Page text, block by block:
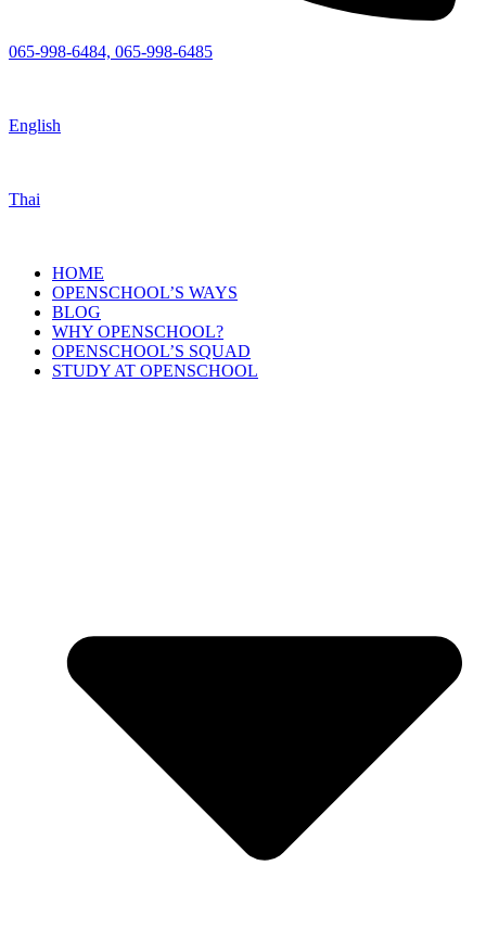
065-998-6484, 065-998-6485
English
Thai
HOME
OPENSCHOOL’S WAYS
BLOG
WHY OPENSCHOOL?
OPENSCHOOL’S SQUAD
STUDY AT OPENSCHOOL